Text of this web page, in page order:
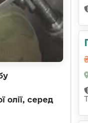
олії, серед